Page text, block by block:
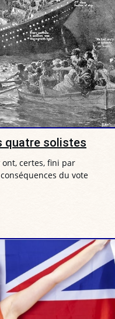
quatre solistes
certes, fini par
du vote